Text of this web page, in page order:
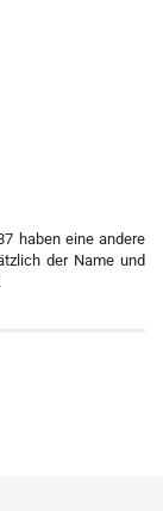
haben eine andere
der Name und